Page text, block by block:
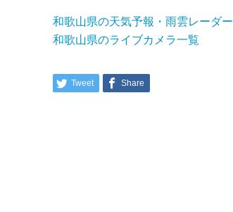
和歌山県の天気予報・雨雲レーダー
和歌山県のライブカメラ一覧
Tweet Share